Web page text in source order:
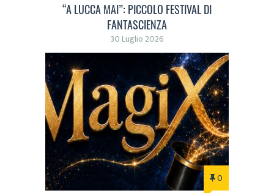
“A LUCCA MAI”: PICCOLO FESTIVAL DI
FANTASCIENZA
30 Luglio 2026
0